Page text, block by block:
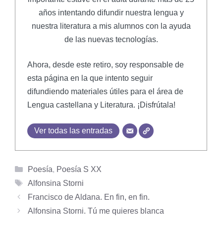
años intentando difundir nuestra lengua y
nuestra literatura a mis alumnos con la ayuda
de las nuevas tecnologías.
Ahora, desde este retiro, soy responsable de
esta página en la que intento seguir
difundiendo materiales útiles para el área de
Lengua castellana y Literatura. ¡Disfrútala!
Ver todas las entradas
Categorías
Poesía, Poesía S XX
Etiquetas
Alfonsina Storni
Francisco de Aldana. En fin, en fin.
Alfonsina Storni. Tú me quieres blanca